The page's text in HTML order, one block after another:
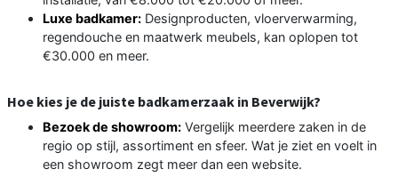
Luxe badkamer: Designproducten, vloerverwarming,
regendouche en maatwerk meubels, kan oplopen tot
€30.000 en meer.
Hoe kies je de juiste badkamerzaak in Beverwijk?
Bezoek de showroom: Vergelijk meerdere zaken in de
regio op stijl, assortiment en sfeer. Wat je ziet en voelt in
een showroom zegt meer dan een website.